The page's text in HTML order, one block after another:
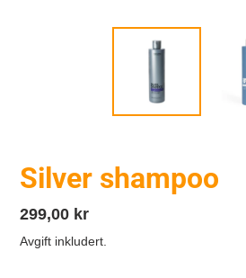
Silver shampoo
Vanlig
pris
299,00 kr
Avgift inkludert.